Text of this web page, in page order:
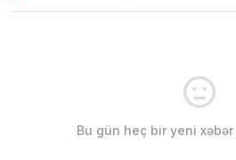
Bu gün heç bir yeni xəbər